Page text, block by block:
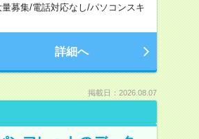
募集/電話対応なし/パソコンスキ
詳細へ
掲載日：2026.08.07